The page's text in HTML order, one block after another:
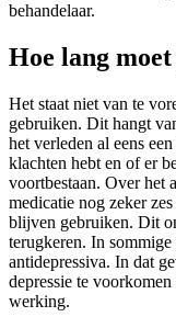
behandelaar.
Hoe lang
Het staat niet van te
gebruiken. Dit hangt
het verleden al eens
klachten hebt en of er
voortbestaan. Over het
medicatie nog zeker
blijven gebruiken. Dit
terugkeren. In
antidepressiva. In dat
depressie te
werking.